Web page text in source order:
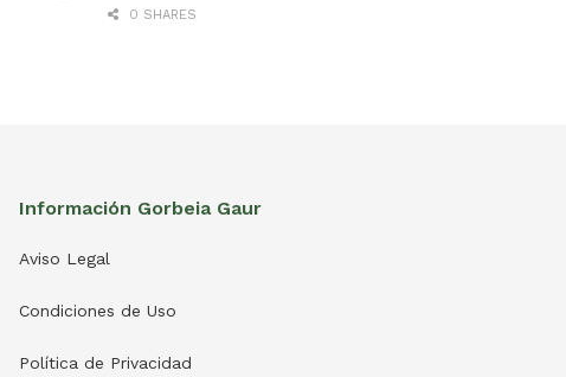
0 SHARES
Información Gorbeia Gaur
Aviso Legal
Condiciones de Uso
Política de Privacidad